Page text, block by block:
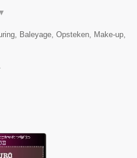
▼
Baleyage, Opsteken, Make-up,